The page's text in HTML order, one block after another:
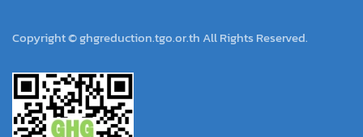
Copyright © ghgreduction.tgo.or.th All Rights Reserved.